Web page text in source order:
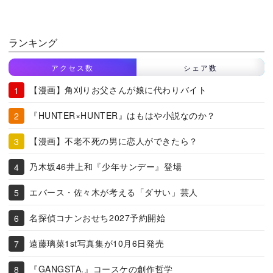
ランキング
アクセス数 シェア数
【漫画】角刈りお父さんが娘に代わりバイト
『HUNTER×HUNTER』はもはや小説なのか？
【漫画】不老不死の男に恋人ができたら？
乃木坂46井上和『少年サンデー』登場
エバース・佐々木が考える「ダサい」芸人
名探偵コナンおせち2027予約開始
遠藤璃菜1st写真集が10月6日発売
『GANGSTA.』コースケの創作哲学